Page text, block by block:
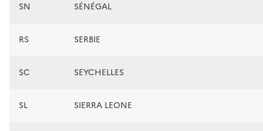
SN SÉNÉGAL
RS SERBIE
SC SEYCHELLES
SL SIERRA LEONE